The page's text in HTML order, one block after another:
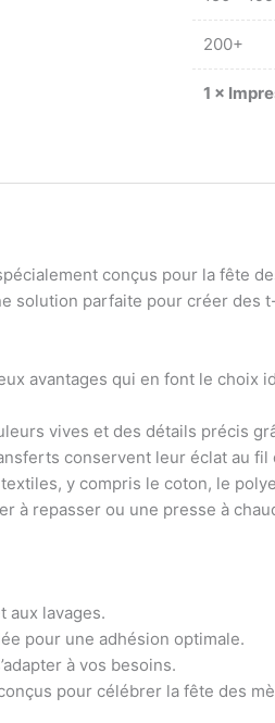
200+
1 ×
conçus pour la fête
solution parfaite pour créer
avantages qui en font le choix
vives et des détails précis
conservent leur éclat au fil
y compris le coton, le
à repasser ou une presse à
aux lavages.
pour une adhésion optimale.
à vos besoins.
pour célébrer la fête des